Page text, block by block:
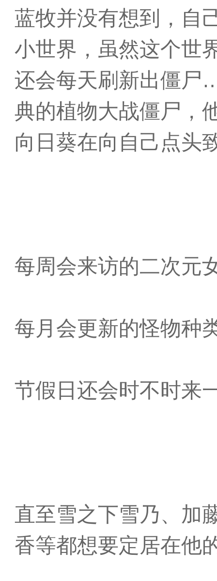
蓝牧并没有想到，自
小世界，虽然这个世
还会每天刷新出僵
典的植物大战僵尸，
向日葵在向自己点头
每周会来访的二次元
每月会更新的怪物种
节假日还会时不时
直至雪之下雪乃、加
香等都想要定居在他